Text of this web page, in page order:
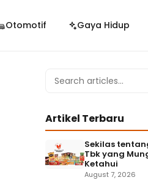
Otomotif Gaya Hidup
Search
Artikel Terbaru
Sekilas
Tbk yang
Ketahui
August 7, 2026